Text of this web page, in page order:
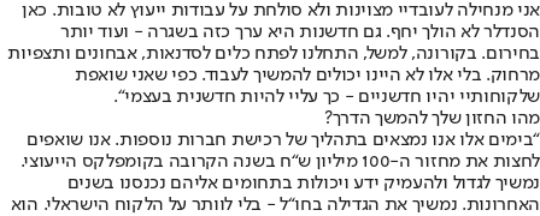
אני מנחילה לעובדיי מצוינות ולא סולחת על עבודות ייעוץ לא טובות. כאן
הסנדלר לא הולך יחף. גם חדשנות היא ערך כזה בשגרה - ועוד יותר
בחירום. בקורונה, למשל, התחלנו לפתח כלים לסדנאות, אבחונים ותצפיות
מרחוק. בלי אלו לא היינו יכולים להמשיך לעבוד. כפי שאני שואפת
שלקוחותיי יהיו חדשניים - כך עליי להיות חדשנית בעצמי“.
מהו החזון שלך להמשך הדרך?
“בימים אלו אנו נמצאים בתהליך של רכישת חברות נוספות. אנו שואפים
לחצות את מחזור ה-100 מיליון ש“ח בשנה הקרובה בקומפלקס הייעוצי.
נמשיך לגדול ולהעמיק ידע ויכולות בתחומים אליהם נכנסנו בשנים
האחרונות. נמשיך את הגדילה בחו“ל - בלי לוותר על הלקוח הישראלי. הוא